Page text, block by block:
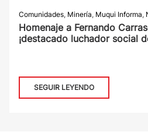
Comunidades, Minería, Muqui Informa,
Homenaje a Fernando
¡destacado luchador social
SEGUIR LEYENDO